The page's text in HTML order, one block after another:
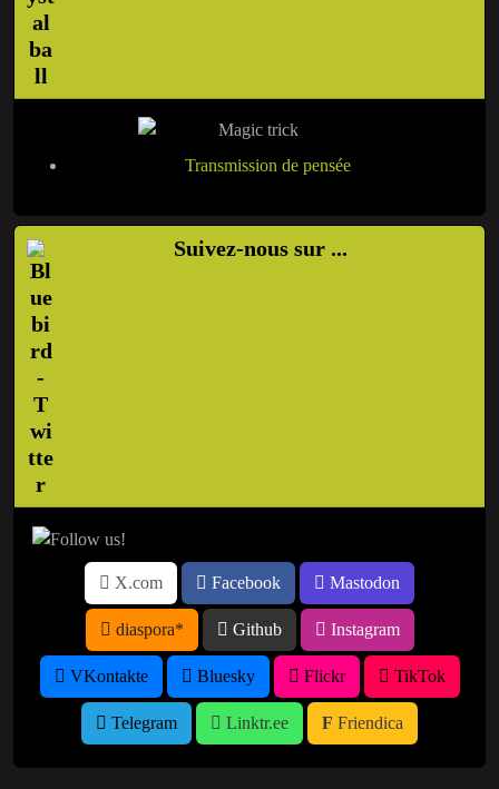
Transmission de pensée
Suivez-nous sur ...
X.com Facebook Mastodon
diaspora* Github Instagram
VKontakte Bluesky Flickr TikTok
Telegram Linktr.ee Friendica